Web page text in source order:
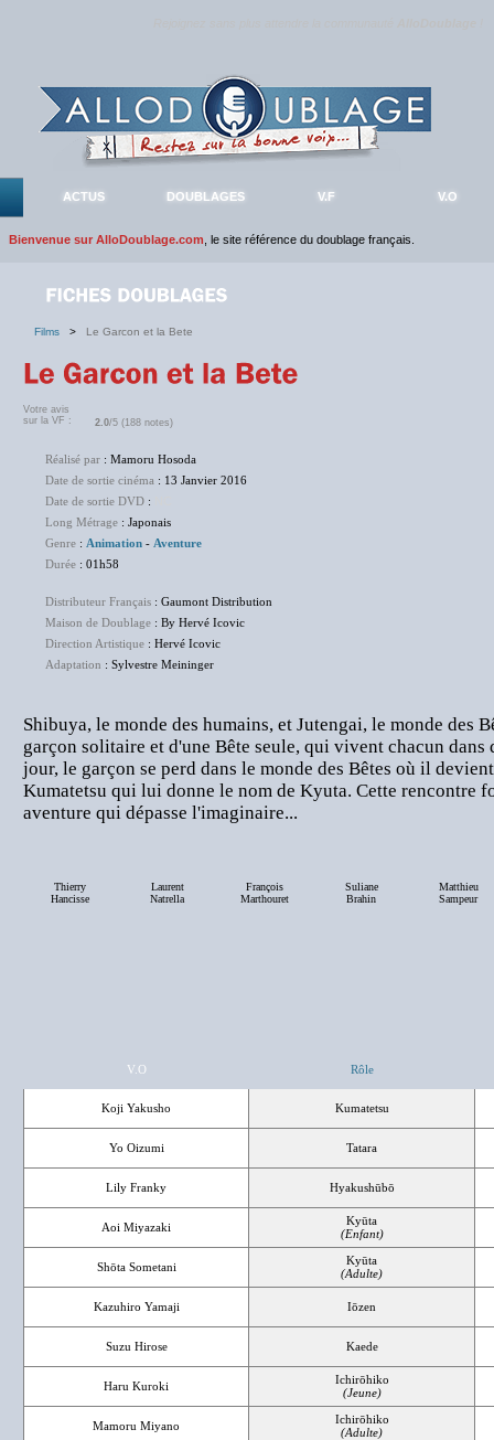
ACTUS DOUBLAGES V.F V.O
Bienvenue sur AlloDoublage.com , le site référence du doublage français.
Films > Le Garcon et la Bete
Votre avis
sur la VF :
2.0/5 (188 notes)
Réalisé par : Mamoru Hosoda
Date de sortie cinéma : 13 Janvier 2016
Date de sortie DVD :
Long Métrage : Japonais
Genre : Animation - Aventure
Durée : 01h58
Distributeur Français : Gaumont Distribution
Maison de Doublage : By Hervé Icovic
Direction Artistique : Hervé Icovic
Adaptation : Sylvestre Meininger
Shibuya, le monde des humains, et Jutengai, le monde des
garçon solitaire et d'une Bête seule, qui vivent chacun dans
jour, le garçon se perd dans le monde des Bêtes où il
Kumatetsu qui lui donne le nom de Kyuta. Cette rencontre
aventure qui dépasse l'imaginaire...
Thierry
Hancisse
Laurent
Natrella
François
Marthouret
Suliane
Brahin
Matthieu
Sampeur
V.O Rôle
Koji Yakusho Kumatetsu
Yo Oizumi Tatara
Lily Franky Hyakushūbō
Aoi Miyazaki
Kyūta
(Enfant)
Shōta Sometani
Kyūta
(Adulte)
Kazuhiro Yamaji Iōzen
Suzu Hirose Kaede
Haru Kuroki
Ichirōhiko
(Jeune)
Mamoru Miyano
Ichirōhiko
(Adulte)